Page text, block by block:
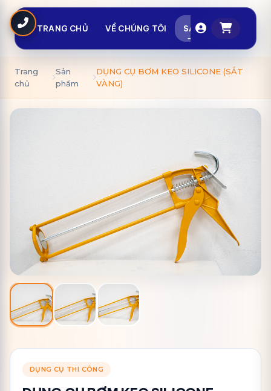
TRANG CHỦ VỀ CHÚNG TÔI SẢN PHẨM
Trang
chủ
Sản
phẩm
DỤNG CỤ BƠM KEO SILICONE (SẮT
VÀNG)
DỤNG CỤ THI CÔNG